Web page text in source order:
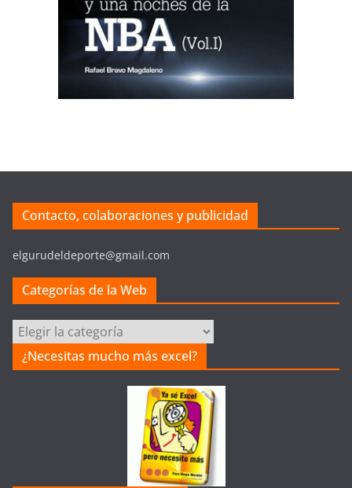
Contacto, colaboraciones y publicidad
elgurudeldeporte@gmail.com
Categorías de la Web
Categorías
de
la
¿Necesitas mucho más excel?